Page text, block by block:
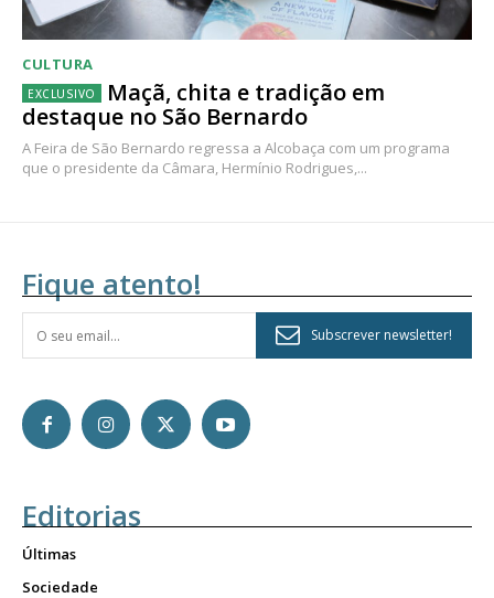
CULTURA
Maçã, chita e tradição em
destaque no São Bernardo
A Feira de São Bernardo regressa a Alcobaça com um programa
que o presidente da Câmara, Hermínio Rodrigues,...
Fique atento!
Subscrever newsletter!
Editorias
Últimas
Sociedade